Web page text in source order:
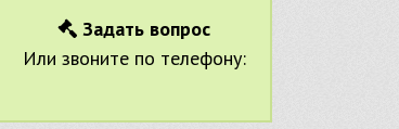
Задать вопрос
Или звоните по телефону: